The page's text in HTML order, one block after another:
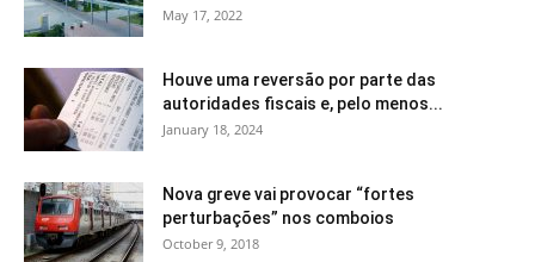
May 17, 2022
Houve uma reversão por parte das
autoridades fiscais e, pelo menos...
January 18, 2024
Nova greve vai provocar “fortes
perturbações” nos comboios
October 9, 2018